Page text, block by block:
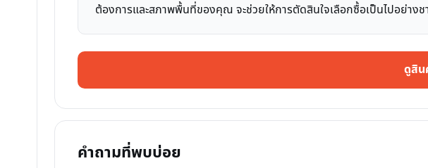
ต้องการและสภาพพื้นที่ของคุณ จะช่วยให้การตัดสินใจเลือกซื้อเป็นไปอย่าง
ดูสิน
คำถามที่พบบ่อย